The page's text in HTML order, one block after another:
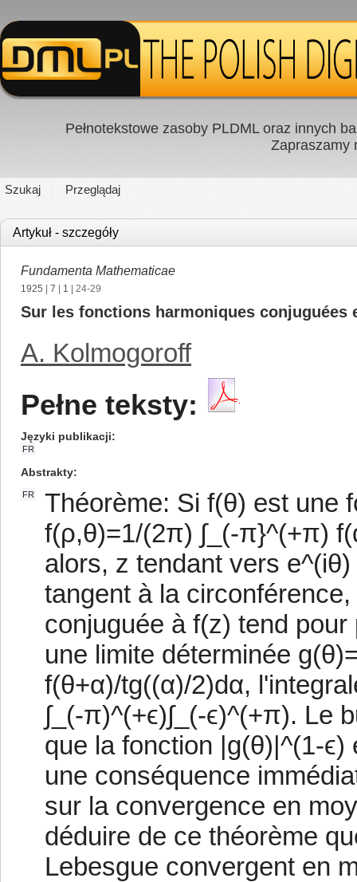
Pełnotekstowe zasoby PLDML oraz innych
Zapraszamy
Szukaj Przeglądaj
Artykuł - szczegóły
Fundamenta Mathematicae
1925 7 1 | 24-29
Sur les fonctions harmoniques conjuguées
A. Kolmogoroff
Pełne teksty:
Języki publikacji
FR
Abstrakty
FR
Théorème: Si f(θ) est une
f(ρ,θ)=1/(2π) ∫_(-π}^(+π)
alors, z tendant vers
tangent à la
conjuguée à f(z) tend
une limite déterminée
f(θ+α)/tg((α)/2)dα,
∫_(-π)^(+ϵ)∫_(-ϵ)^(+π). Le
que la fonction |g(θ)|^(1-
une conséquence
sur la convergence en
déduire de ce théorème
Lebesgue convergent en